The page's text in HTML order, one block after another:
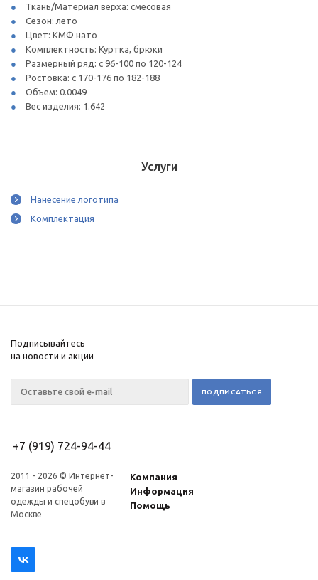
Ткань/Материал верха: смесовая
Сезон: лето
Цвет: КМФ нато
Комплектность: Куртка, брюки
Размерный ряд: с 96-100 по 120-124
Ростовка: с 170-176 по 182-188
Объем: 0.0049
Вес изделия: 1.642
Услуги
Нанесение логотипа
Комплектация
Подписывайтесь
на новости и акции
+7 (919) 724-94-44
2011 - 2026 © Интернет-
магазин рабочей
одежды и спецобуви в
Москве
Компания
Информация
Помощь